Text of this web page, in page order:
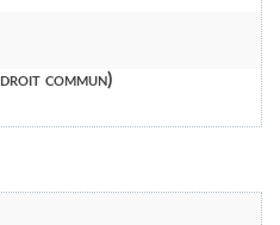
commun)